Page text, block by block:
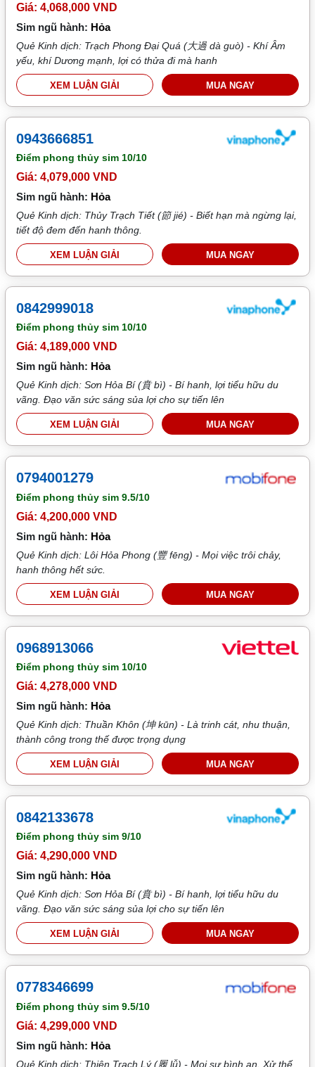
Giá: 4,068,000 VND
Sim ngũ hành: Hỏa
Quẻ Kinh dịch: Trạch Phong Đại Quá (大過 dà guò) - Khí Âm
yếu, khí Dương mạnh, lợi có thửa đi mà hanh
XEM LUẬN GIẢI MUA NGAY
0943666851
Điểm phong thủy sim 10/10
Giá: 4,079,000 VND
Sim ngũ hành: Hỏa
Quẻ Kinh dịch: Thủy Trạch Tiết (節 jié) - Biết hạn mà ngừng lại,
tiết độ đem đến hanh thông.
XEM LUẬN GIẢI MUA NGAY
0842999018
Điểm phong thủy sim10/10
Giá: 4,189,000 VND
Sim ngũ hành: Hỏa
Quẻ Kinh dịch: Sơn Hỏa Bí (賁 bì) - Bí hanh, lợi tiểu hữu du
vãng. Đạo văn sức sáng sủa lợi cho sự tiến lên
XEM LUẬN GIẢI MUA NGAY
0794001279
Điểm phong thủy sim9.5/10
Giá: 4,200,000 VND
Sim ngũ hành: Hỏa
Quẻ Kinh dịch: Lôi Hỏa Phong (豐 fēng) - Mọi việc trôi chảy,
hanh thông hết sức.
XEM LUẬN GIẢI MUA NGAY
0968913066
Điểm phong thủy sim 10/10
Giá: 4,278,000 VND
Sim ngũ hành: Hỏa
Quẻ Kinh dịch: Thuần Khôn (坤 kūn) - Là trinh cát, nhu thuận,
thành công trong thế được trọng dụng
XEM LUẬN GIẢI MUA NGAY
0842133678
Điểm phong thủy sim9/10
Giá: 4,290,000 VND
Sim ngũ hành: Hỏa
Quẻ Kinh dịch: Sơn Hỏa Bí (賁 bì) - Bí hanh, lợi tiểu hữu du
vãng. Đạo văn sức sáng sủa lợi cho sự tiến lên
XEM LUẬN GIẢI MUA NGAY
0778346699
Điểm phong thủy sim9.5/10
Giá: 4,299,000 VND
Sim ngũ hành: Hỏa
Quẻ Kinh dịch: Thiên Trạch Lý (履 lǚ) - Mọi sự bình an. Xử thế